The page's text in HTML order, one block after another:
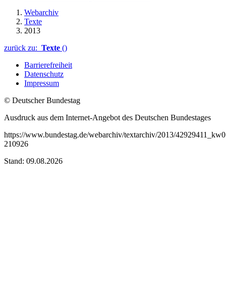
Webarchiv
Texte
2013
zurück zu: Texte ()
Barrierefreiheit
Datenschutz
Impressum
© Deutscher Bundestag
Ausdruck aus dem Internet-Angebot des Deutschen Bundestages
https://www.bundestag.de/webarchiv/textarchiv/2013/
210926
Stand: 09.08.2026